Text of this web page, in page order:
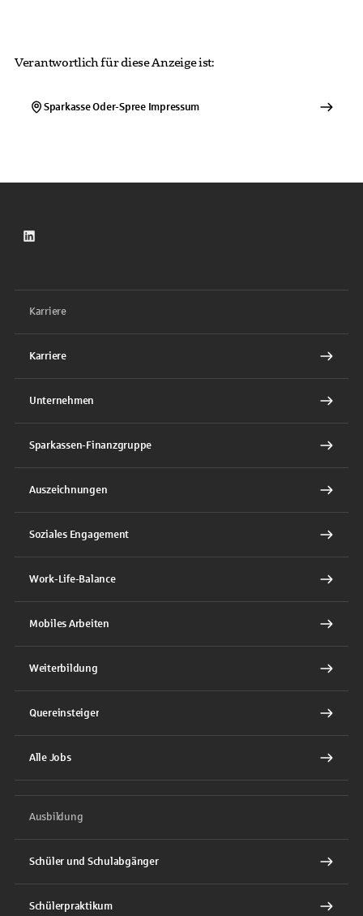
Verantwortlich für diese Anzeige ist:
Sparkasse Oder-Spree Impressum
LinkedIn
Karriere
Karriere
Unternehmen
Sparkassen-Finanzgruppe
Auszeichnungen
Soziales Engagement
Work-Life-Balance
Mobiles Arbeiten
Weiterbildung
Quereinsteiger
Alle Jobs
Ausbildung
Schüler und Schulabgänger
Schülerpraktikum